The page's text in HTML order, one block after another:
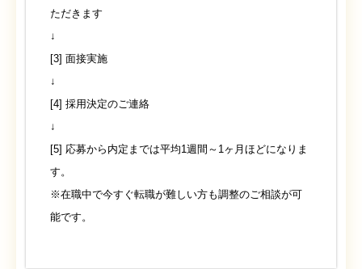
ただきます
↓
[3] 面接実施
↓
[4] 採用決定のご連絡
↓
[5] 応募から内定までは平均1週間～1ヶ月ほどになりま
す。
※在職中で今すぐ転職が難しい方も調整のご相談が可
能です。